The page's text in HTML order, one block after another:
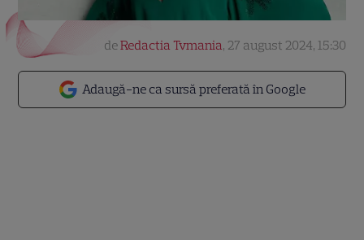
Adaugă-ne ca sursă preferată în Google
deRedactia Tvmania, 27 august 2024, 15:30